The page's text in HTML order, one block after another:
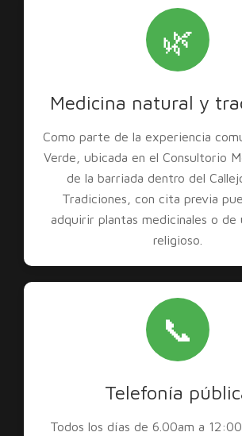
🌿
Medicina natural y
Como parte de la experiencia
Verde, ubicada en el Consultorio
de la barriada dentro del
Tradiciones, con cita previa
adquirir plantas medicinales o de
religioso.
📞
Telefonía
Todos los días de 6.00am a